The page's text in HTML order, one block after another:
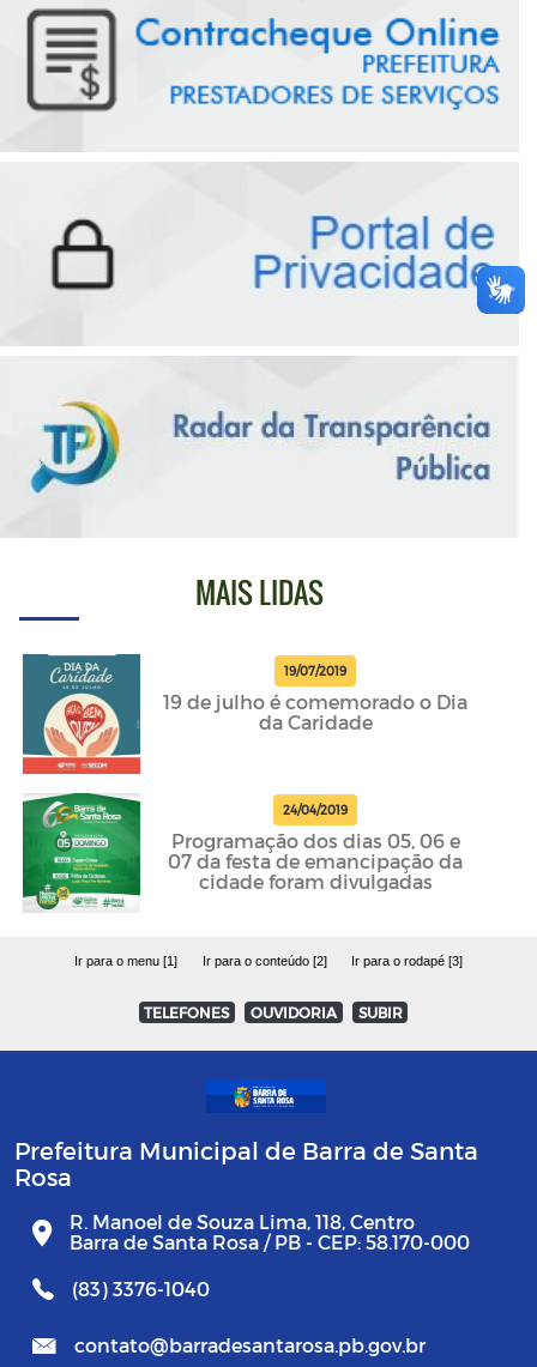
MAIS LIDAS
19/07/2019
19 de julho é comemorado o Dia
da Caridade
24/04/2019
Programação dos dias 05, 06 e
07 da festa de emancipação da
cidade foram divulgadas
Ir para o menu [1] Ir para o conteúdo [2] Ir para o rodapé [3]
TELEFONES OUVIDORIA SUBIR
Prefeitura Municipal de Barra de Santa
Rosa
R. Manoel de Souza Lima, 118, Centro
Barra de Santa Rosa / PB - CEP: 58.170-000
(83) 3376-1040
contato@barradesantarosa.pb.gov.br